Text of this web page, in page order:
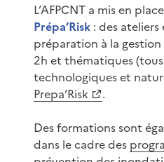
L’AFPCNT a mis en
Prépa’Risk : des
préparation à la
2h et thématiques
technologiques et
Prepa’Risk
.
Des formations sont
dans le cadre des